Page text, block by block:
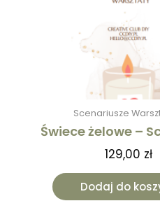
Scenariusze
Świece żelowe –
129,00 zł
Dodaj do